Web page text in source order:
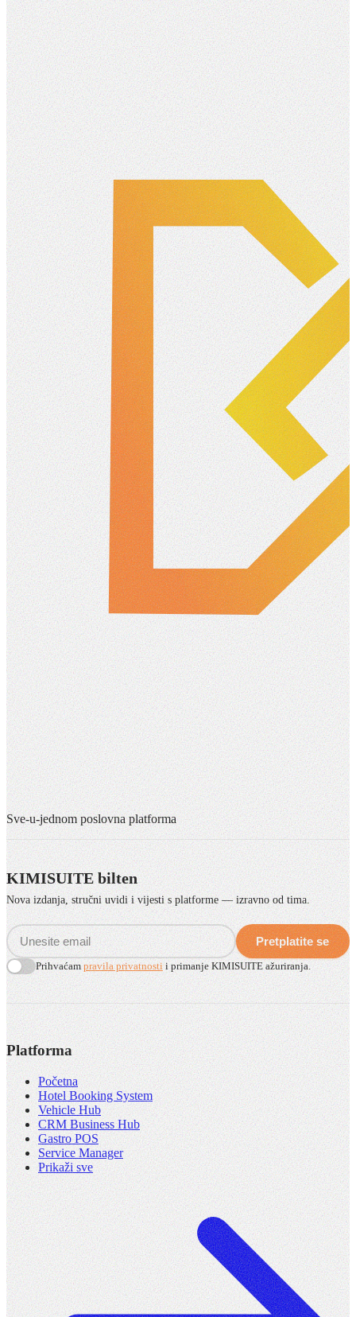
Sve-u-jednom poslovna platforma
KIMISUITE bilten
Nova izdanja, stručni uvidi i vijesti s platforme — izravno od tima.
Pretplatite se
Prihvaćam pravila privatnostii primanje KIMISUITE ažuriranja.
Platforma
Početna
Hotel Booking System
Vehicle Hub
CRM Business Hub
Gastro POS
Service Manager
Prikaži sve